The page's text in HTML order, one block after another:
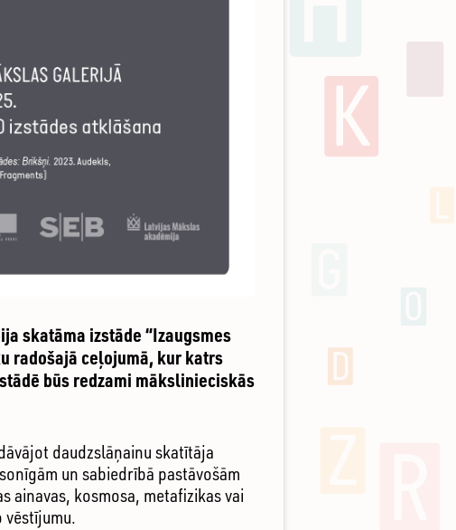
skatāma izstāde “Izaugsmes
radošajā ceļojumā, kur katrs
būs redzami mākslinieciskās
daudzslāņainu skatītāja
un sabiedrībā pastāvošām
ainavas, kosmosa, metafizikas vai